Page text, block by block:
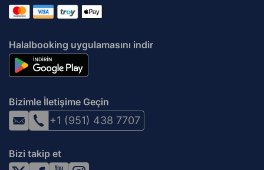
Halalbooking uygulamasını indir
Bizimle İletişime Geçin
+1 (951) 438 7707
Bizi takip et